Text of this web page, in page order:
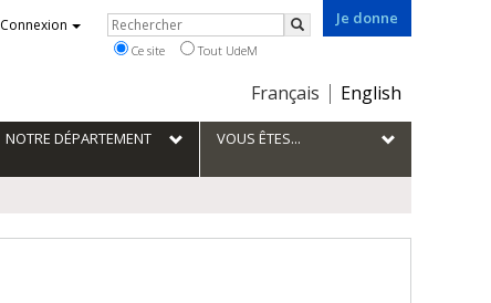
Je donne
Choix
la
langue
Français English
Connexion Rechercher
Rechercher
Ce site Tout UdeM
NOTRE DÉPARTEMENT VOUS ÊTES...